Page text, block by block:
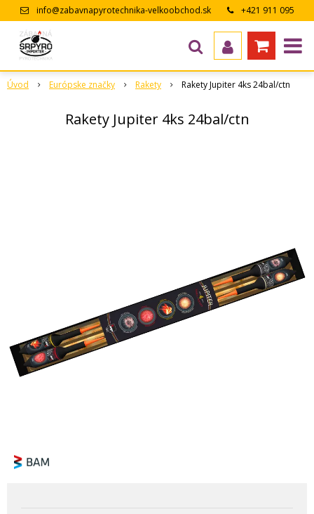
info@zabavnapyrotechnika-velkoobchod.sk
+421 911 095
Úvod Európske značky Rakety Rakety Jupiter 4ks 24bal/ctn
Rakety Jupiter 4ks 24bal/ctn